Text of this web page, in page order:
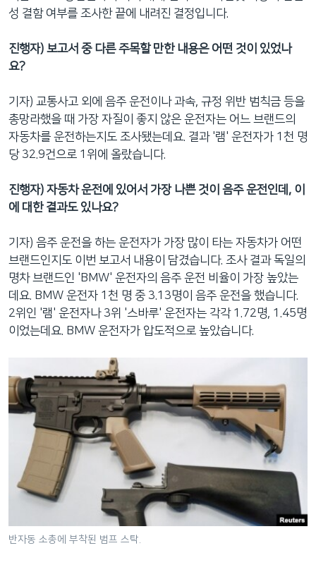
성 결함 여부를 조사한 끝에 내려진 결정입니다.
진행자) 보고서 중 다른 주목할 만한 내용은 어떤 것이 있었나
요?
기자) 교통사고 외에 음주 운전이나 과속, 규정 위반 범칙금 등을
총망라했을 때 가장 자질이 좋지 않은 운전자는 어느 브랜드의
자동차를 운전하는지도 조사됐는데요. 결과 '램' 운전자가 1천 명
당 32.9건으로 1위에 올랐습니다.
진행자) 자동차 운전에 있어서 가장 나쁜 것이 음주 운전인데, 이
에 대한 결과도 있나요?
기자) 음주 운전을 하는 운전자가 가장 많이 타는 자동차가 어떤
브랜드인지도 이번 보고서 내용이 담겼습니다. 조사 결과 독일의
명차 브랜드인 'BMW' 운전자의 음주 운전 비율이 가장 높았는
데요. BMW 운전자 1천 명 중 3.13명이 음주 운전을 했습니다.
2위인 '램' 운전자나 3위 '스바루' 운전자는 각각 1.72명, 1.45명
이었는데요. BMW 운전자가 압도적으로 높았습니다.
반자동 소총에 부착된 범프 스탁.